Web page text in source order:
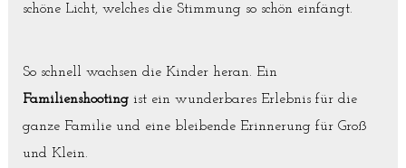
schöne Licht, welches die Stimmung so schön einfängt.
So schnell wachsen die Kinder heran. Ein
Familienshootingist ein wunderbares Erlebnis für die
ganze Familie und eine bleibende Erinnerung für Groß
und Klein.